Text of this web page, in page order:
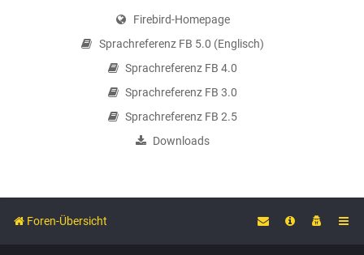
Firebird-Homepage
Sprachreferenz FB 5.0 (Englisch)
Sprachreferenz FB 4.0
Sprachreferenz FB 3.0
Sprachreferenz FB 2.5
Downloads
Foren-Übersicht